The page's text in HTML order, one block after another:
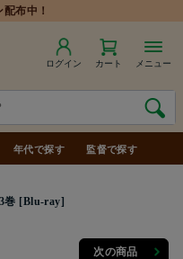
ログイン カート メニュー
年代で探す 監督で探す
巻 [Blu-ray]
次の商品